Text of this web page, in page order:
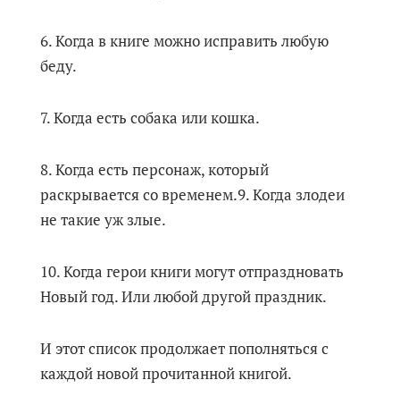
6. Когда в книге можно исправить любую
беду.
7. Когда есть собака или кошка.
8. Когда есть персонаж, который
раскрывается со временем.9. Когда злодеи
не такие уж злые.
10. Когда герои книги могут отпраздновать
Новый год. Или любой другой праздник.
И этот список продолжает пополняться с
каждой новой прочитанной книгой.